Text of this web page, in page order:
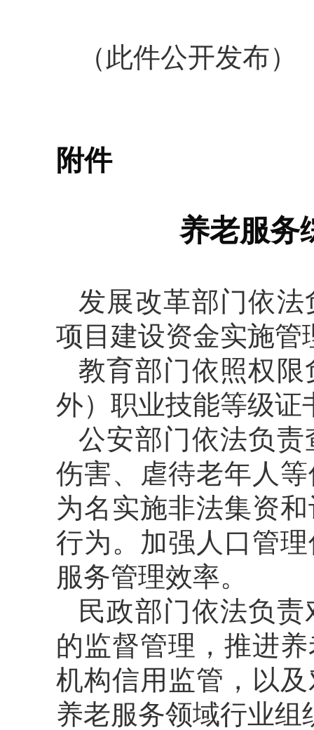
（此件公开发布）
附件
养老服务
发展改革部门依
项目建设资金实施管
教育部门依照权
外）职业技能等级证
公安部门依法负
伤害、虐待老年人
为名实施非法集资
行为。加强人口管
服务管理效率。
民政部门依法负
的监督管理，推进
机构信用监管，以
养老服务领域行业